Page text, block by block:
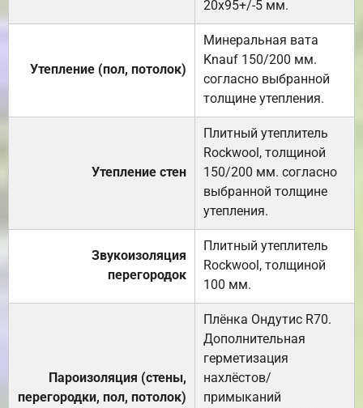
20х95+/-5 мм.
Утепление (пол, потолок)
Минеральная вата
Knauf 150/200 мм.
согласно выбранной
толщине утепления.
Утепление стен
Плитный утеплитель
Rockwool, толщиной
150/200 мм. согласно
выбранной толщине
утепления.
Звукоизоляция
перегородок
Плитный утеплитель
Rockwool, толщиной
100 мм.
Пароизоляция (стены,
перегородки, пол, потолок)
Плёнка Ондутис R70.
Дополнительная
герметизация
нахлёстов/
примыканий